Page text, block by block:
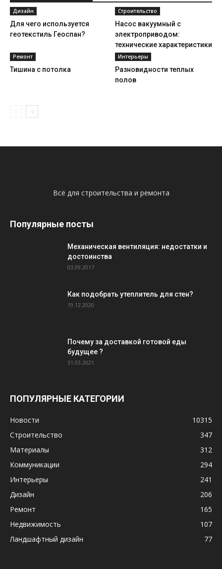
Дизайн
Для чего используется
геотекстиль Геоспан?
Строительство
Насос вакуумный с
электроприводом:
технические характеристики
Ремонт
Тишина с потолка
Интерьеры
Разновидности теплых
полов
Всё для строительства и ремонта
Популярные посты
Механическая вентиляция: недостатки и
достоинства
03.09.2017
Как подобрать утеплитель для стен?
19.12.2020
Почему за доставкой готовой еды
будущее ?
31.03.2021
ПОПУЛЯРНЫЕ КАТЕГОРИИ
Новости
10315
Строительство
347
Материалы
312
Коммуникации
294
Интерьеры
241
Дизайн
206
Ремонт
165
Недвижимость
107
Ландшафтный дизайн
77